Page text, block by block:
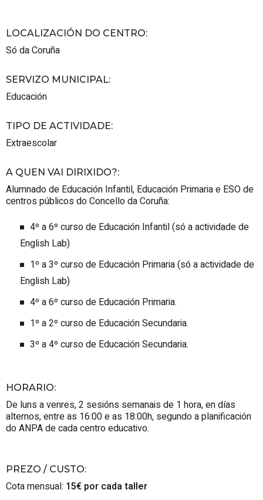
LOCALIZACIÓN DO CENTRO:
Só da Coruña
SERVIZO MUNICIPAL:
Educación
TIPO DE ACTIVIDADE:
Extraescolar
A QUEN VAI DIRIXIDO?:
Alumnado de Educación Infantil, Educación Primaria e ESO de
centros públicos do Concello da Coruña:
4º a 6º curso de Educación Infantil (só a actividade de
English Lab)
1º a 3º curso de Educación Primaria (só a actividade de
English Lab)
4º a 6º curso de Educación Primaria.
1º a 2º curso de Educación Secundaria.
3º a 4º curso de Educación Secundaria.
HORARIO:
De luns a venres, 2 sesións semanais de 1 hora, en días
alternos, entre as 16:00 e as 18:00h, segundo a planificación
do ANPA de cada centro educativo.
PREZO / CUSTO:
Cota mensual: 15€ por cada taller